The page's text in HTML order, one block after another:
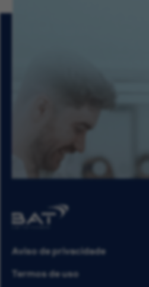
Aviso de privacidade
Termos de uso